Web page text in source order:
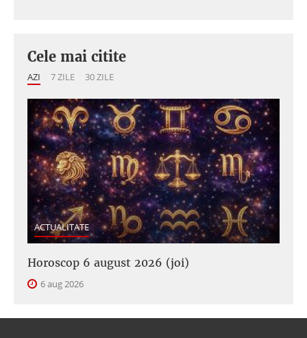
Cele mai citite
AZI 7 ZILE 30 ZILE
ACTUALITATE
Horoscop 6 august 2026 (joi)
6 aug 2026